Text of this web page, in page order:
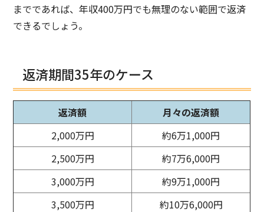
までであれば、年収400万円でも無理のない範囲で返済
できるでしょう。
返済期間35年のケース
返済額
月々の返済額
2,000万円
約6万1,000円
2,500万円
約7万6,000円
3,000万円
約9万1,000円
3,500万円
約10万6,000円